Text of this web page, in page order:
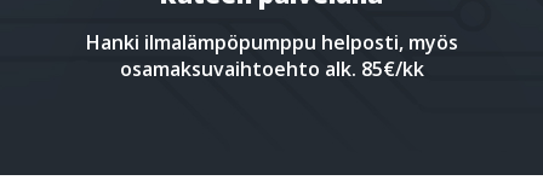
Hanki ilmalämpöpumppu helposti, myös
osamaksuvaihtoehto alk. 85€/kk